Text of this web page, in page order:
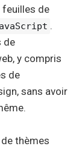
feuilles de
.
de
y compris
de
sans avoir
thèmes